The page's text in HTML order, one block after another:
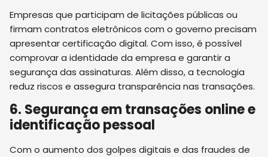
Empresas que participam de licitações públicas ou
firmam contratos eletrônicos com o governo precisam
apresentar certificação digital. Com isso, é possível
comprovar a identidade da empresa e garantir a
segurança das assinaturas. Além disso, a tecnologia
reduz riscos e assegura transparência nas transações.
6. Segurança em transações online e
identificação pessoal
Com o aumento dos golpes digitais e das fraudes de